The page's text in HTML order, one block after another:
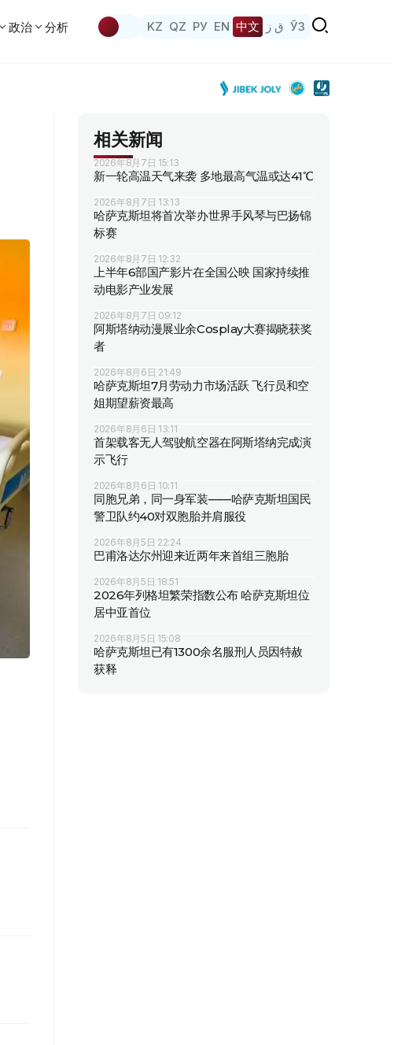
政治 分析 KZ QZ РУ EN 中文 ق ز ЎЗ
相关新闻
2026年8月7日 15:13
新一轮高温天气来袭 多地最高气温或达41℃
2026年8月7日 13:13
哈萨克斯坦将首次举办世界手风琴与巴扬锦
标赛
2026年8月7日 12:32
上半年6部国产影片在全国公映 国家持续推
动电影产业发展
2026年8月7日 09:12
阿斯塔纳动漫展业余Cosplay大赛揭晓获奖
者
2026年8月6日 21:49
哈萨克斯坦7月劳动力市场活跃 飞行员和空
姐期望薪资最高
2026年8月6日 13:11
首架载客无人驾驶航空器在阿斯塔纳完成演
示飞行
2026年8月6日 10:11
同胞兄弟，同一身军装——哈萨克斯坦国民
警卫队约40对双胞胎并肩服役
2026年8月5日 22:24
巴甫洛达尔州迎来近两年来首组三胞胎
2026年8月5日 18:51
2026年列格坦繁荣指数公布 哈萨克斯坦位
居中亚首位
2026年8月5日 15:08
哈萨克斯坦已有1300余名服刑人员因特赦
获释